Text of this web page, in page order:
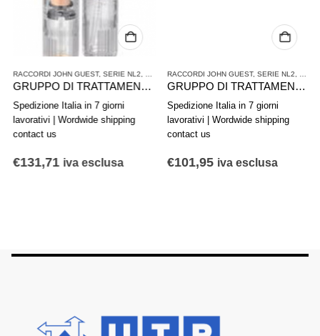
ARIA COMPRESSA
RACCORDI JOHN GUEST, SERIE NL2, TRATTAMENTO ARIA COMPRESSA
GRUPPO DI TRATTAMENTO ARIA IN 2 PARTI AVENTICS SERIE NL2-ACD 0821300401
Spedizione Italia in 7 giorni
lavorativi | Wordwide shipping
contact us
€131,71 iva esclusa
RACCORDI JOHN GUEST, SERIE NL2,
GRUPPO DI TRATTAMENTO ARIA IN 2 PARTI AVENTICS SERIE AS2-ACD R412006298
Spedizione Italia in 7 giorni
lavorativi | Wordwide shipping
contact us
€101,95 iva esclusa